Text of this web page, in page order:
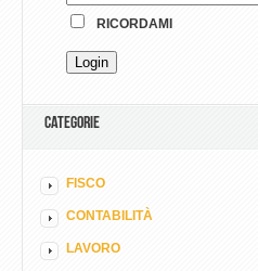
RICORDAMI
CATEGORIE
FISCO
CONTABILITÀ
LAVORO